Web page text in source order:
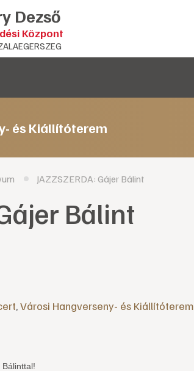
Dezső
Központ
és Kiállítóterem
JAZZSZERDA: Gájer Bálint
Bálint
,Városi Hangverseny- és Kiállítóterem